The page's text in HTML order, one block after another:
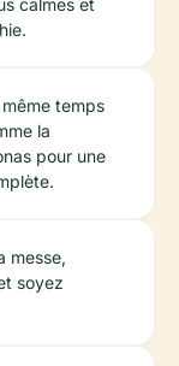
temps
la
pour une
messe,
soyez